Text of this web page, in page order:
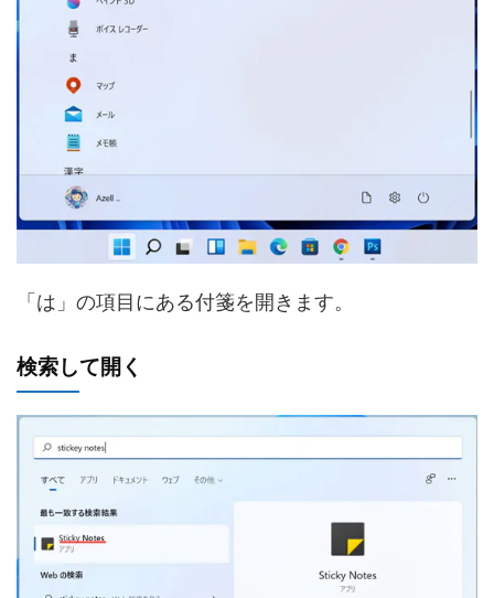
「は」の項目にある付箋を開きます。
検索して開く